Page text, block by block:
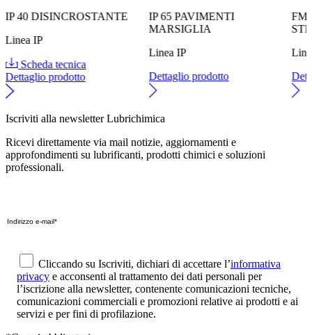
IP 40 DISINCROSTANTE
Linea IP
Scheda tecnica
Dettaglio prodotto
IP 65 PAVIMENTI
MARSIGLIA
Linea IP
Dettaglio prodotto
FM
Iscriviti alla newsletter Lubrichimica
Ricevi direttamente via mail notizie, aggiornamenti e
approfondimenti su lubrificanti, prodotti chimici e soluzioni
professionali.
Cliccando su Iscriviti, dichiari di accettare l’informativa
privacy e acconsenti al trattamento dei dati personali per
l’iscrizione alla newsletter, contenente comunicazioni tecniche,
comunicazioni commerciali e promozioni relative ai prodotti e ai
servizi e per fini di profilazione.